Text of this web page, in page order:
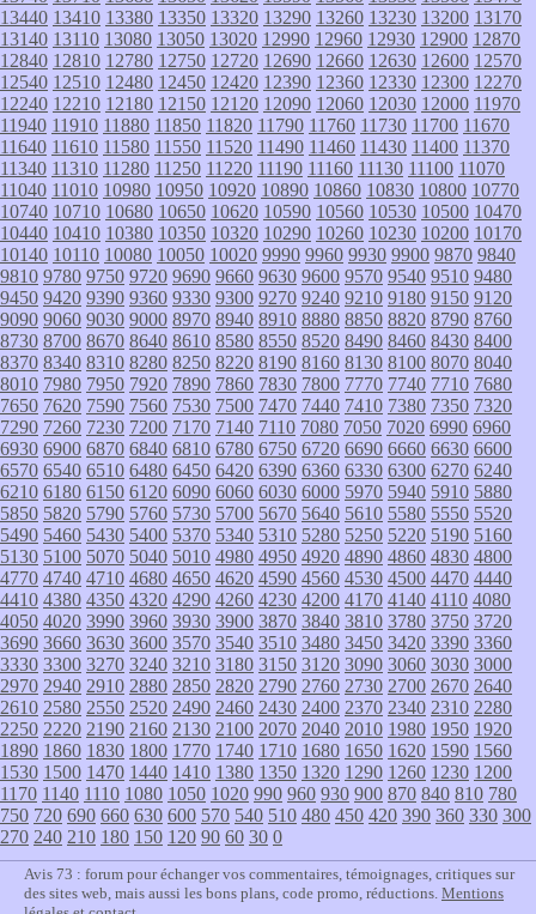
13440 13410 13380 13350 13320 13290 13260 13230 13200 13170
13140 13110 13080 13050 13020 12990 12960 12930 12900 12870
12840 12810 12780 12750 12720 12690 12660 12630 12600 12570
12540 12510 12480 12450 12420 12390 12360 12330 12300 12270
12240 12210 12180 12150 12120 12090 12060 12030 12000 11970
11940 11910 11880 11850 11820 11790 11760 11730 11700 11670
11640 11610 11580 11550 11520 11490 11460 11430 11400 11370
11340 11310 11280 11250 11220 11190 11160 11130 11100 11070
11040 11010 10980 10950 10920 10890 10860 10830 10800 10770
10740 10710 10680 10650 10620 10590 10560 10530 10500 10470
10440 10410 10380 10350 10320 10290 10260 10230 10200 10170
10140 10110 10080 10050 10020 9990 9960 9930 9900 9870 9840
9810 9780 9750 9720 9690 9660 9630 9600 9570 9540 9510 9480
9450 9420 9390 9360 9330 9300 9270 9240 9210 9180 9150 9120
9090 9060 9030 9000 8970 8940 8910 8880 8850 8820 8790 8760
8730 8700 8670 8640 8610 8580 8550 8520 8490 8460 8430 8400
8370 8340 8310 8280 8250 8220 8190 8160 8130 8100 8070 8040
8010 7980 7950 7920 7890 7860 7830 7800 7770 7740 7710 7680
7650 7620 7590 7560 7530 7500 7470 7440 7410 7380 7350 7320
7290 7260 7230 7200 7170 7140 7110 7080 7050 7020 6990 6960
6930 6900 6870 6840 6810 6780 6750 6720 6690 6660 6630 6600
6570 6540 6510 6480 6450 6420 6390 6360 6330 6300 6270 6240
6210 6180 6150 6120 6090 6060 6030 6000 5970 5940 5910 5880
5850 5820 5790 5760 5730 5700 5670 5640 5610 5580 5550 5520
5490 5460 5430 5400 5370 5340 5310 5280 5250 5220 5190 5160
5130 5100 5070 5040 5010 4980 4950 4920 4890 4860 4830 4800
4770 4740 4710 4680 4650 4620 4590 4560 4530 4500 4470 4440
4410 4380 4350 4320 4290 4260 4230 4200 4170 4140 4110 4080
4050 4020 3990 3960 3930 3900 3870 3840 3810 3780 3750 3720
3690 3660 3630 3600 3570 3540 3510 3480 3450 3420 3390 3360
3330 3300 3270 3240 3210 3180 3150 3120 3090 3060 3030 3000
2970 2940 2910 2880 2850 2820 2790 2760 2730 2700 2670 2640
2610 2580 2550 2520 2490 2460 2430 2400 2370 2340 2310 2280
2250 2220 2190 2160 2130 2100 2070 2040 2010 1980 1950 1920
1890 1860 1830 1800 1770 1740 1710 1680 1650 1620 1590 1560
1530 1500 1470 1440 1410 1380 1350 1320 1290 1260 1230 1200
1170 1140 1110 1080 1050 1020 990 960 930 900 870 840 810 780
750 720 690 660 630 600 570 540 510 480 450 420 390 360 330 300
270 240 210 180 150 120 90 60 30 0
Avis 73 : forum pour échanger vos commentaires, témoignages, critiques sur
des sites web, mais aussi les bons plans, code promo, réductions. Mentions